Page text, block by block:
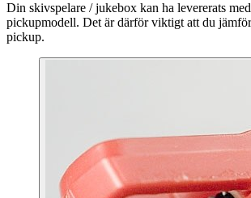
Din skivspelare / jukebox kan ha levererats
pickupmodell. Det är därför viktigt att du
pickup.